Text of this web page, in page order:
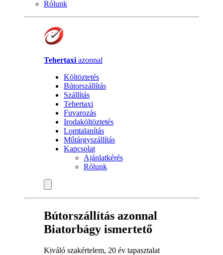
Rólunk
Tehertaxi azonnal
Költöztetés
Bútorszállítás
Szállítás
Tehertaxi
Fuvarozás
Irodaköltöztetés
Lomtalanítás
Műtárgyszállítás
Kapcsolat
Ajánlatkérés
Rólunk
Bútorszállítás azonnal
Biatorbágy ismertető
Kiváló szakértelem, 20 év tapasztalat